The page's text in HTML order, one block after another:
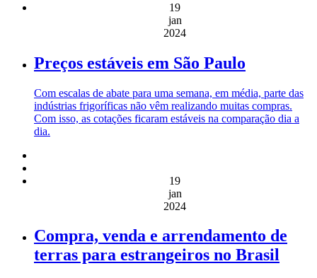
19
jan
2024
Preços estáveis em São Paulo
Com escalas de abate para uma semana, em média, parte das
indústrias frigoríficas não vêm realizando muitas compras.
Com isso, as cotações ficaram estáveis na comparação dia a
dia.
19
jan
2024
Compra, venda e arrendamento de
terras para estrangeiros no Brasil